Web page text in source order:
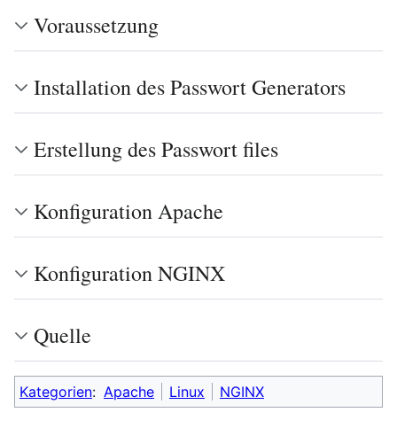
Voraussetzung
Installation des Passwort Generators
Erstellung des Passwort files
Konfiguration Apache
Konfiguration NGINX
Quelle
Kategorien: Apache Linux NGINX